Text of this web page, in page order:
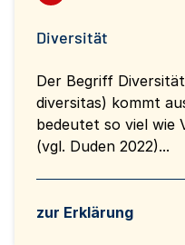
Diversität
Der Begriff
diversitas) kommt
bedeutet so viel wie
(vgl. Duden 2022)...
zur Erklärung